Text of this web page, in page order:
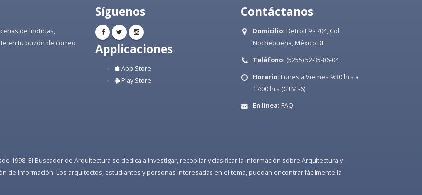
de !noticias,
en tu buzón de correo
Síguenos
Applicaciones
App Store
Play Store
Contáctanos
Domicilio: Detroit 9 - 704, Col
Nochebuena, México DF
Teléfono: (5255) 52-35-86-04
Horario: Lunes a Viernes 9:30 hrs a
17:00 hrs (GTM -6)
En línea: FAQ
1998: El Buscador de Arquitectura se dedica a investigar, recopilar y clasificar la información sobre Arquitectura y
de información. Los arquitectos, estudiantes y personas interesadas en el tema, puedan encontrar fácilmente la